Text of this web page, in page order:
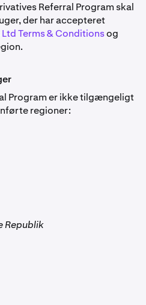
Referral Program skal
der har accepteret
Terms & Conditionsog
Program er ikke tilgængeligt
regioner:
Republik